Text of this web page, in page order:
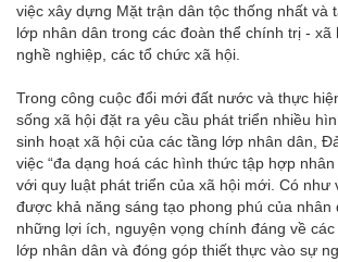
việc xây dựng Mặt trận dân tộc thống nhất và
lớp nhân dân trong các đoàn thể chính trị - xã
nghề nghiệp, các tổ chức xã hội.
Trong công cuộc đổi mới đất nước và thực
sống xã hội đặt ra yêu cầu phát triển nhiều
sinh hoạt xã hội của các tầng lớp nhân dân,
việc “đa dạng hoá các hình thức tập hợp
với quy luật phát triển của xã hội mới. Có như
được khả năng sáng tạo phong phú của nhân
những lợi ích, nguyện vọng chính đáng về
lớp nhân dân và đóng góp thiết thực vào sự